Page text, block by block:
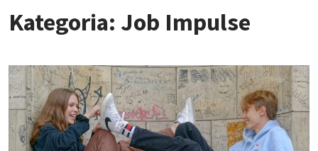
Kategoria: Job Impulse